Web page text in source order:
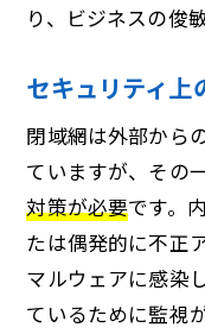
り、ビジネスの俊
セキュリティ上
閉域網は外部から
ていますが、その
対策が必要です。
たは偶発的に不正
マルウェアに感染
ているために監視